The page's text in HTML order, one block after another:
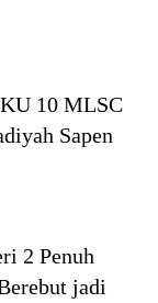
10 MLSC
Sapen
2 Penuh
jadi